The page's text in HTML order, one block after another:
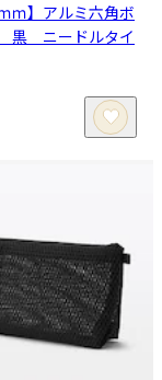
ｍ】アルミ六角ボ
黒 ニードルタイ